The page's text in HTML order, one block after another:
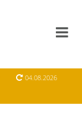
04.08.2026